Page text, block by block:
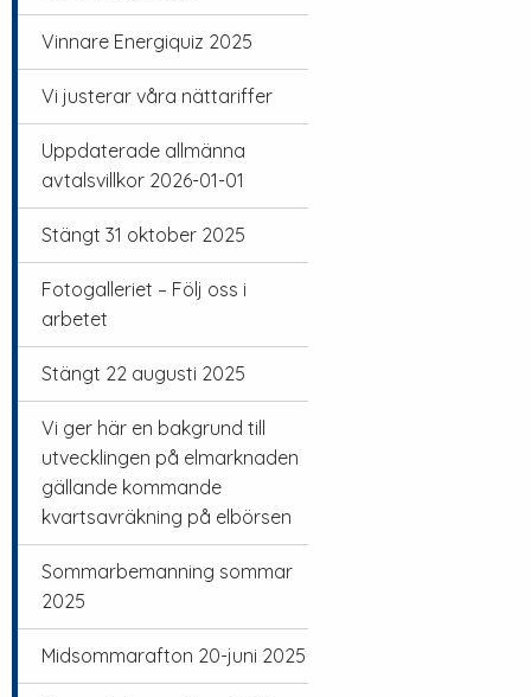
Vinnare Energiquiz 2025
Vi justerar våra nättariffer
Uppdaterade allmänna
avtalsvillkor 2026-01-01
Stängt 31 oktober 2025
Fotogalleriet – Följ oss i
arbetet
Stängt 22 augusti 2025
Vi ger här en bakgrund till
utvecklingen på elmarknaden
gällande kommande
kvartsavräkning på elbörsen
Sommarbemanning sommar
2025
Midsommarafton 20-juni 2025